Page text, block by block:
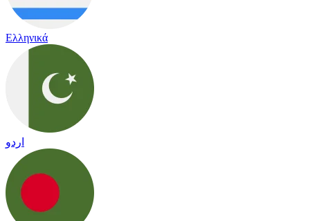
Ελληνικά
اردو